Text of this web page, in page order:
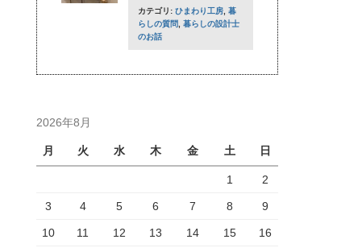
カテゴリ: ひまわり工房 暮
らしの質問
暮らしの設計士
のお話
2026年8月
月 火 水 木 金 土 日
1 2
3 4 5 6 7 8 9
10 11 12 13 14 15 16